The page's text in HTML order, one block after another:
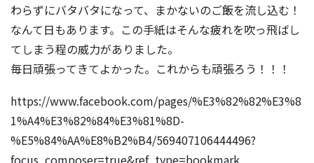
わらずにバタバタになって、まかないのご飯を流し込む！
なんて日もあります。この手紙はそんな疲れを吹っ飛ばし
てしまう程の威力がありました。
毎日頑張ってきてよかった。これからも頑張ろう！！！
https://www.facebook.com/pages/%E3%82%82%E3%8
1%A4%E3%82%84%E3%81%8D-
%E5%84%AA%E8%B2%B4/569407106444496?